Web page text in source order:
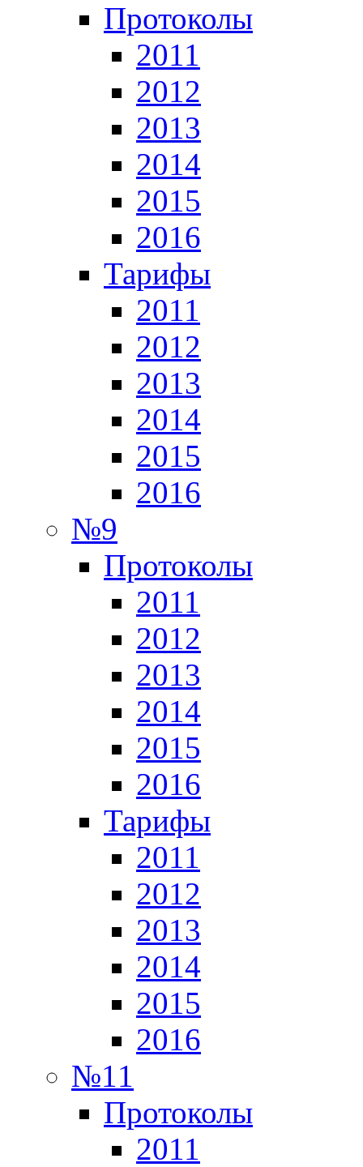
Протоколы
2011
2012
2013
2014
2015
2016
Тарифы
2011
2012
2013
2014
2015
2016
№9
Протоколы
2011
2012
2013
2014
2015
2016
Тарифы
2011
2012
2013
2014
2015
2016
№11
Протоколы
2011